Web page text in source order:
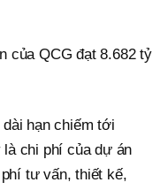
của QCG đạt 8.682 tỷ
hạn chiếm tới
chi phí của dự án
tư vấn, thiết kế,